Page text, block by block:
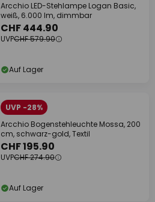
Arcchio LED-Stehlampe Logan Basic,
weiß, 6.000 lm, dimmbar
CHF 444.90
UVPCHF 579.90
Auf Lager
UVP -28%
Arcchio Bogenstehleuchte Mossa, 200
cm, schwarz-gold, Textil
CHF 195.90
UVPCHF 274.90
Auf Lager